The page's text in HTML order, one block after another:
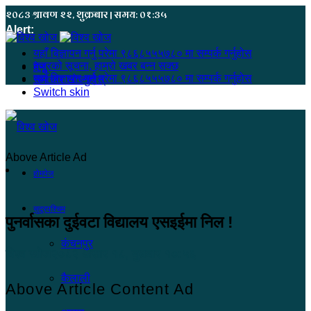
२०८३ श्रावण २२, शुक्रबार | समय: ०१:३५
Alert:
यहाँ बिज्ञापन गर्नु परेमा ९८६८५५५७८० मा सम्पर्क गर्नुहोस
हजुरको सूचना, हाम्रो खबर बन्न सक्छ
यहाँ बिज्ञापन गर्नु परेमा ९८६८५५५७८० मा सम्पर्क गर्नुहोस
मेनू
समाचार खोज्नुहोस्
Switch skin
होमपेज
सुदूरपश्चिम
कंचनपुर
कैलाली
Above Article Ad
पुनर्वासका दुईवटा विद्यालय एसइईमा निल !
२०८२ असार १८, बुधबार १०:५६
Above Article Content Ad